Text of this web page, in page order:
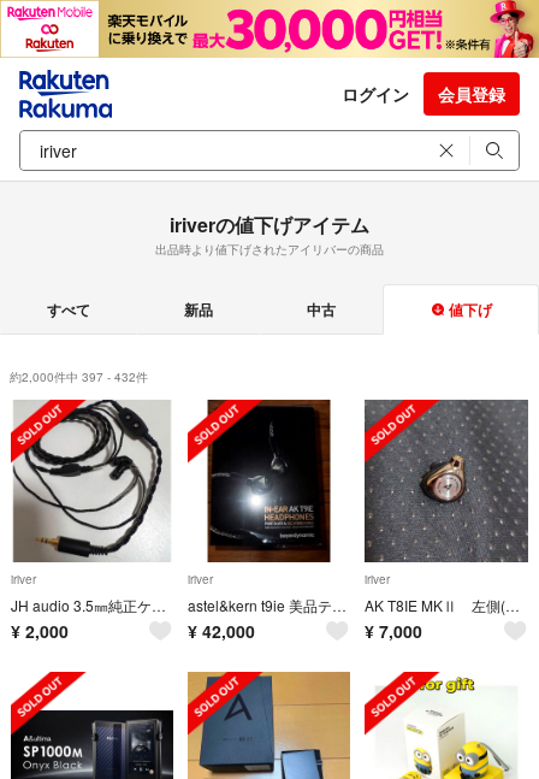
ログイン 会員登録
iriverの値下げアイテム
出品時より値下げされたアイリバーの商品
すべて 新品 中古 値下げ
約2,000件中 397 - 432件
iriver
JH audio 3.5㎜純正ケーブル（4pin)
¥ 2,000
iriver
astel&kern t9ie 美品テスラドライバー beyerdynamic
¥ 42,000
iriver
AK T8IE MKⅡ 左側(L側)単体
¥ 7,000